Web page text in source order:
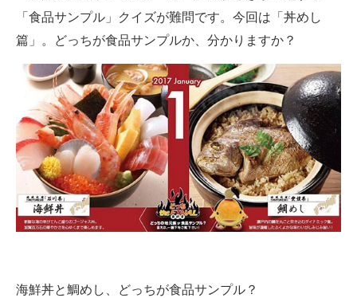
ITの今と未来を見通す
スマホと通信の最新トレンド
進化するPCとデバイスの未来
好きが集まる 比べて選べる
ビジネスと働き方のヒント
AI活用のいまが分かる
企業ITのトレンドを詳説
「食品サンプル」クイズが難問です。今回は「丼めし
篇」。どっちが食品サンプルか、分かりますか？
海鮮丼と鯛めし、どっちが食品サンプル？